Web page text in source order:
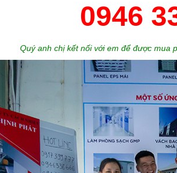
0946
Quý anh chị kết nối với em để được mua